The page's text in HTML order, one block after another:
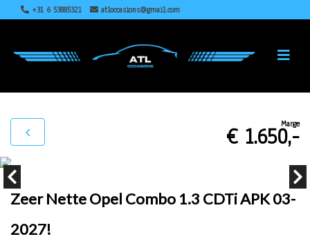
+31 6 53885321 atloccasions@gmail.com
Marge
€ 1.650,-
Zeer Nette Opel Combo 1.3 CDTi APK 03-
2027!